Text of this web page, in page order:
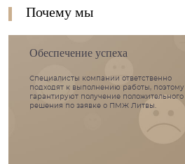
Почему мы
Обеспечение успеха
Специалисты компании ответственно
подходят к выполнению работы, поэтому
гарантируют получение положительного
решения по заявке о ПМЖ Литвы.